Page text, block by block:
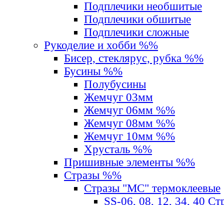
Подплечики необшитые
Подплечики обшитые
Подплечики сложные
Рукоделие и хобби %%
Бисер, стеклярус, рубка %%
Бусины %%
Полубусины
Жемчуг 03мм
Жемчуг 06мм %%
Жемчуг 08мм %%
Жемчуг 10мм %%
Хрусталь %%
Пришивные элементы %%
Стразы %%
Стразы "MС" термоклеевые
SS-06, 08, 12, 34, 40